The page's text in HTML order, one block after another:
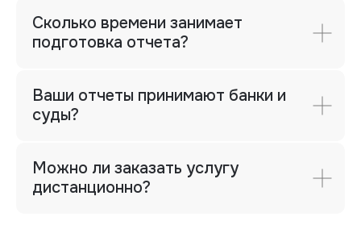
Сколько времени занимает
подготовка отчета?
Ваши отчеты принимают банки и
суды?
Можно ли заказать услугу
дистанционно?